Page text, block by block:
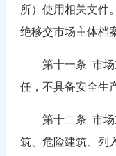
所）使用相关文件
绝移交市场主体档
第十一条 市
任，不具备安全生
第十二条 市
筑、危险建筑、列